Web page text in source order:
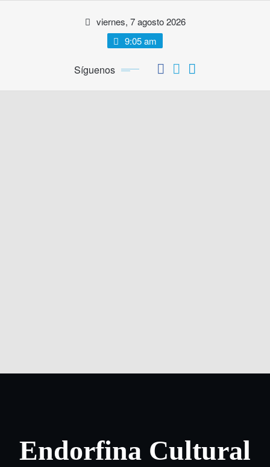
viernes, 7 agosto 2026
9:05 am
Síguenos
Endorfina Cultural